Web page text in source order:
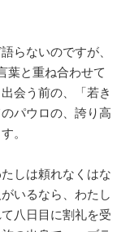
らないのですが、
葉と重ね合わせて
会う前の、「若き
パウロの、誇り高
。
しは頼れなくはな
いるなら、わたし
八日目に割礼を受